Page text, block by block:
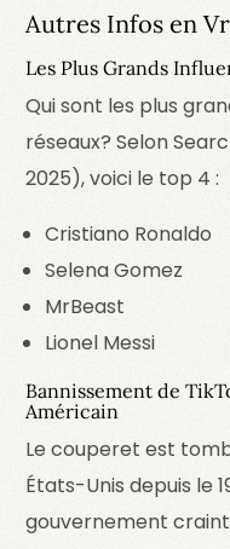
Autres Infos en
Les Plus Grands
Qui sont les plus
réseaux? Selon
2025), voici le top 4 :
Cristiano Ronaldo
Selena Gomez
MrBeast
Lionel Messi
Bannissement de
Américain
Le couperet est
États-Unis depuis le
gouvernement